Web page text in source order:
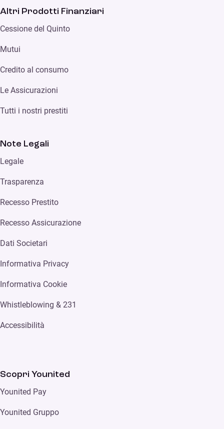
Altri Prodotti Finanziari
Cessione del Quinto
Mutui
Credito al consumo
Le Assicurazioni
Tutti i nostri prestiti
Note Legali
Legale
Trasparenza
Recesso Prestito
Recesso Assicurazione
Dati Societari
Informativa Privacy
Informativa Cookie
Whistleblowing & 231
Accessibilità
Scopri Younited
Younited Pay
Younited Gruppo